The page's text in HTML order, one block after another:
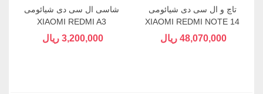
تاچ و ال سی دی شیائومی
XIAOMI REDMI NOTE 14
(4G)
48,070,000 ریال
شاسی ال سی دی شیائومی
XIAOMI REDMI A3
3,200,000 ریال